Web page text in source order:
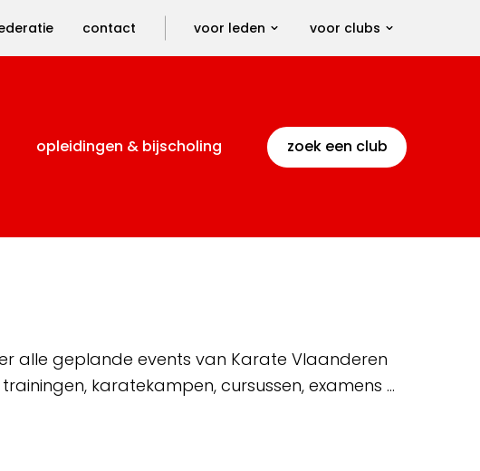
contact voor leden voor clubs
opleidingen & bijscholing zoek een club
alle geplande events van Karate Vlaanderen
karatekampen, cursussen, examens …